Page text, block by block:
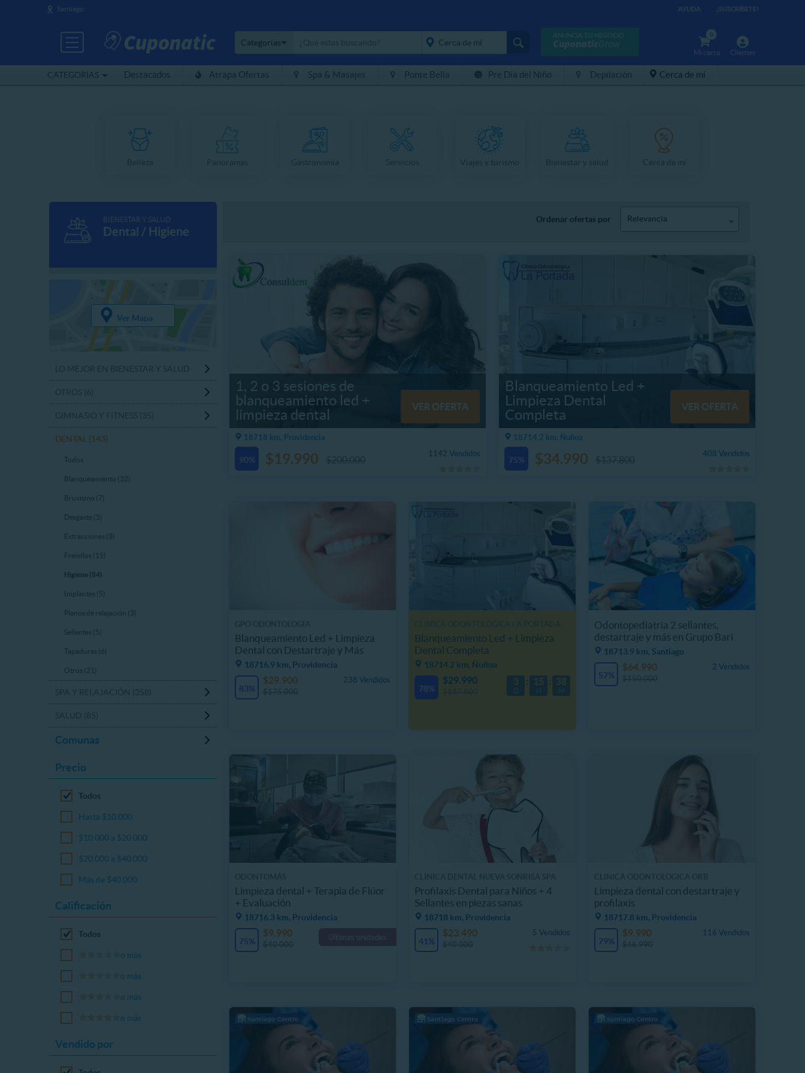
Santiago AYUDA ¡SUSCRÍBETE!
CATEGORÍAS
ANUNCIA TU NEGOCIO
Clientes
Categorías
0
Mi carro
Destacados Atrapa Ofertas Spa & Masajes Ponte Bella Pre Día del Niño Depilación Cerca de mí
BIENESTAR Y SALUD
Dental / Higiene
Ver Mapa
DENTAL (143)
Todos
Blanqueamiento (32)
Bruxismo (7)
Desgaste (5)
Extracciones (3)
Frenillos (15)
Higiene (84)
Implantes (5)
Planos de relajación (3)
Sellantes (5)
Tapaduras (6)
Otros (21)
Comunas
Precio
Todos
Hasta $10.000
$10.000 a $20.000
$20.000 a $40.000
Más de $40.000
Calificación
Todos
o más
o más
o más
o más
Vendido por
Ordenar ofertas por Relevancia
1, 2 o 3 sesiones de
blanqueamiento led +
limpieza dental
VER OFERTA
18718 km, Providencia
90%
1142 Vendidos
$19.990
Blanqueamiento Led +
Limpieza Dental
Completa
VER OFERTA
18714.2 km, Ñuñoa
75%
408 Vendidos
$34.990
Blanqueamiento Led + Limpieza
Dental con Destartraje y Más
18716.9 km, Providencia
83%
238 Vendidos
$29.900
Blanqueamiento Led + Limpieza
Dental Completa
18714.2 km, Ñuñoa
78%
3 15 38
$29.990
Odontopediatria 2 sellantes,
destartraje y más en Grupo Bari
18713.9 km, Santiago
57%
2 Vendidos
$64.990
Limpieza dental + Terapia de Flúor
+ Evaluación
18716.3 km, Providencia
75% Últimas unidades
$9.990
Profilaxis Dental para Niños + 4
Sellantes en piezas sanas
18718 km, Providencia
41%
5 Vendidos
$23.490
Limpieza dental con destartraje y
profilaxis
18717.8 km, Providencia
79%
116 Vendidos
$9.990